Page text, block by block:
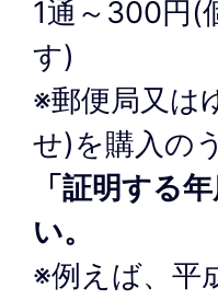
1通～300円(
す)
※郵便局又は
せ)を購入の
「証明する
い。
※例えば、平